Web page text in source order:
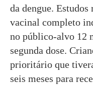
da dengue. Estudos
vacinal completo
no público-alvo 12
segunda dose.
prioritário que
seis meses para